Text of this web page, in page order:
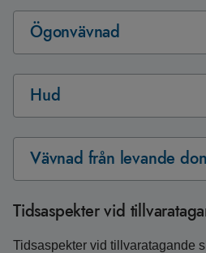
Ögonvävnad
Hud
Vävnad från levande
Tidsaspekter vid
Tidsaspekter vid tillvaratagande